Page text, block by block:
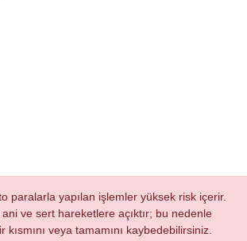
paralarla yapılan işlemler yüksek risk içerir.
ani ve sert hareketlere açıktır; bu nedenle
kısmını veya tamamını kaybedebilirsiniz.